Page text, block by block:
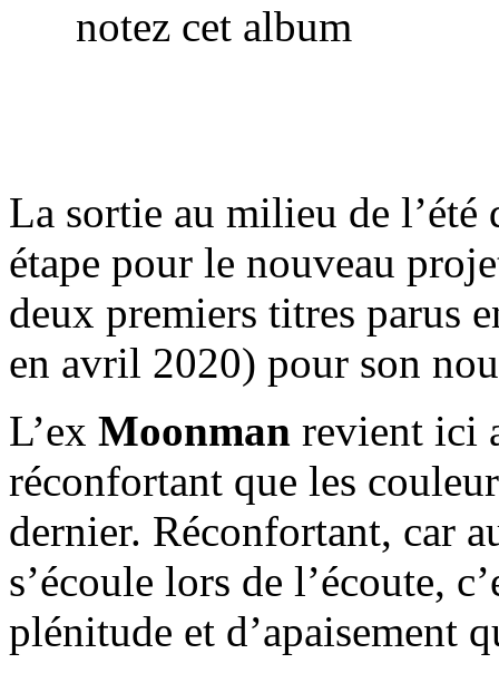
notez cet album
La sortie au milieu de l’été
étape pour le nouveau
deux premiers titres parus
en avril 2020) pour son
L’ex Moonman revient ici
réconfortant que les
dernier. Réconfortant, car
s’écoule lors de l’écoute,
plénitude et d’apaisement